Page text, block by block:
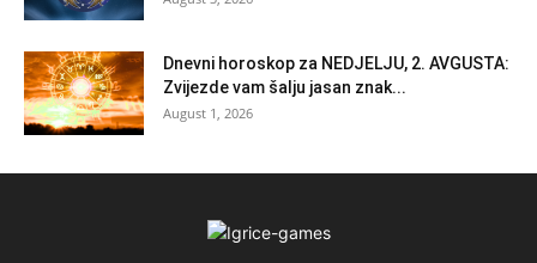
Dnevni horoskop za NEDJELJU, 2. AVGUSTA:
Zvijezde vam šalju jasan znak...
August 1, 2026